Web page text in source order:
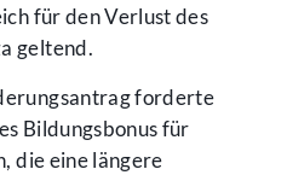
für den Verlust des
geltend.
forderte
Bildungsbonus für
die eine längere